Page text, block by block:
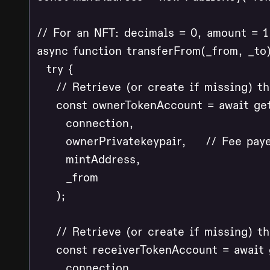
// For an NFT: decimals = 0, amount = 1
async function transferFrom(_from,
  try {
// Retrieve (or create if missing)
const ownerTokenAccount = await
      connection,
ownerPrivatekeypair,    // Fee
      mintAddress,
      _from
    );
// Retrieve (or create if missing)
const receiverTokenAccount =